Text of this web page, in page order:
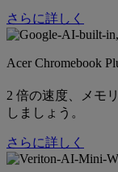
さらに詳しく
Acer Chromebook
2 倍の速度、メモ
しましょう。
さらに詳しく